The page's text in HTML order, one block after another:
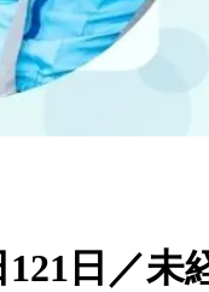
日／